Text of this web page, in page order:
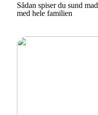
Sådan spiser du sund mad
med hele familien